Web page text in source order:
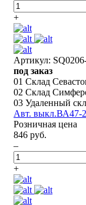
+
Артикул:
под заказ
01 Склад
02 Склад
03 Удаленный
Авт. выкл.ВА47-
Розничная цена
846 руб.
–
+